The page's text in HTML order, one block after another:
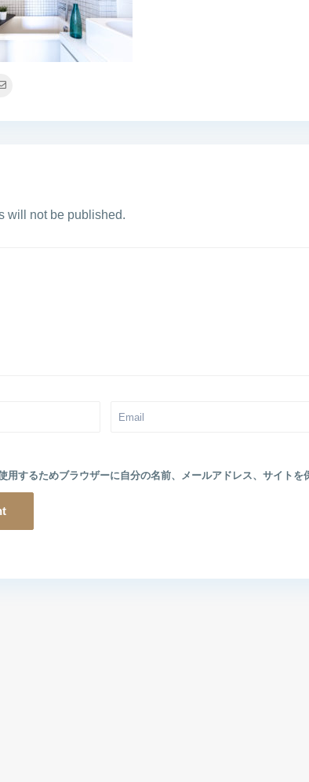
will not be published.
用するためブラウザーに自分の名前、メールアドレス、サイトを